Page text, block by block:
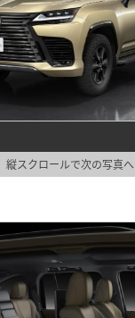
縦スクロールで次の写真へ